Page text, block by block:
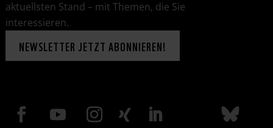
aktuellsten Stand – mit Themen, die Sie
interessieren.
NEWSLETTER JETZT ABONNIEREN!